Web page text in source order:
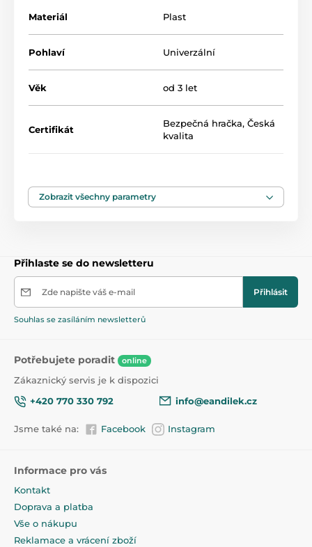
Materiál Plast
Pohlaví Univerzální
Věk od 3 let
Certifikát
Bezpečná hračka, Česká
kvalita
Zobrazit všechny parametry
Přihlaste se do newsletteru
Zde napište váš e-mail Přihlásit
Souhlas se zasíláním newsletterů
Potřebujete poradit online
Zákaznický servis je k dispozici
+420 770 330 792
info@eandilek.cz
Jsme také na: Facebook Instagram
Informace pro vás
Kontakt
Doprava a platba
Vše o nákupu
Reklamace a vrácení zboží